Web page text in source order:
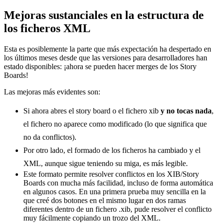
Mejoras sustanciales en la estructura de
los ficheros XML
Esta es posiblemente la parte que más expectación ha despertado en
los últimos meses desde que las versiones para desarrolladores han
estado disponibles: ¡ahora se pueden hacer merges de los Story
Boards!
Las mejoras más evidentes son:
Si ahora abres el story board o el fichero xib y no tocas nada,
el fichero no aparece como modificado (lo que significa que
no da conflictos).
Por otro lado, el formado de los ficheros ha cambiado y el
XML, aunque sigue teniendo su miga, es más legible.
Este formato permite resolver conflictos en los XIB/Story
Boards con mucha más facilidad, incluso de forma automática
en algunos casos. En una primera prueba muy sencilla en la
que creé dos botones en el mismo lugar en dos ramas
diferentes dentro de un fichero .xib, pude resolver el conflicto
muy fácilmente copiando un trozo del XML.